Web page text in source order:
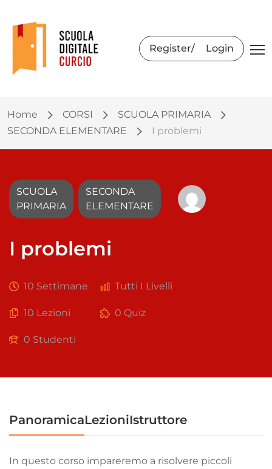
Register Login
Home CORSI
SCUOLA PRIMARIA
SECONDA ELEMENTARE
I problemi
SCUOLA
PRIMARIA
SECONDA
ELEMENTARE
I problemi
10 Settimane Tutti I Livelli
10 Lezioni 0 Quiz
0 Studenti
PanoramicaLezioniIstruttore
In questo corso impareremo a risolvere piccoli